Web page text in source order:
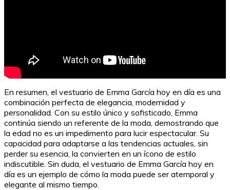
En resumen, el vestuario de Emma García hoy en día es una
combinación perfecta de elegancia, modernidad y
personalidad. Con su estilo único y sofisticado, Emma
continúa siendo un referente de la moda, demostrando que
la edad no es un impedimento para lucir espectacular. Su
capacidad para adaptarse a las tendencias actuales, sin
perder su esencia, la convierten en un ícono de estilo
indiscutible. Sin duda, el vestuario de Emma García hoy en
día es un ejemplo de cómo la moda puede ser atemporal y
elegante al mismo tiempo.